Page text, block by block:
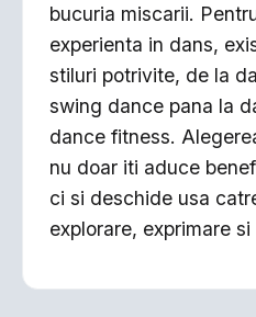
bucuria miscarii.
experienta in dans,
stiluri potrivite, de la
swing dance pana la
dance fitness.
nu doar iti aduce
ci si deschide usa
explorare, exprimare si